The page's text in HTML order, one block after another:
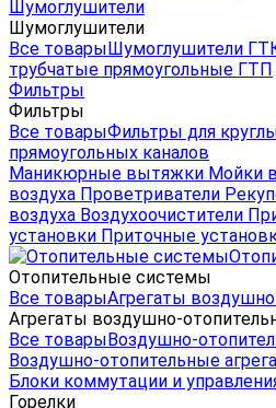
Шумоглушители
Шумоглушители
Все товарыШумоглушители
трубчатые прямоугольные ГТП
Фильтры
Фильтры
Все товарыФильтры для
прямоугольных каналов
Маникюрные вытяжки Мойки
воздуха Проветриватели
воздуха Воздухоочистители
установки Приточные
Отопительные системы
Все товарыАгрегаты
Агрегаты воздушно-
Все товарыВоздушно-
Воздушно-отопительные
Блоки коммутации и
Горелки